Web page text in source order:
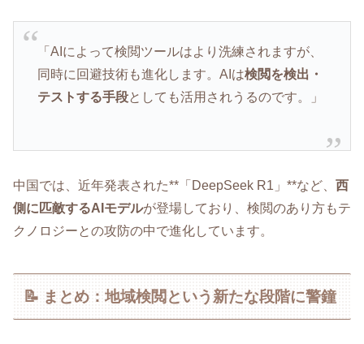
「AIによって検閲ツールはより洗練されますが、
同時に回避技術も進化します。AIは検閲を検出・
テストする手段としても活用されうるのです。」
中国では、近年発表された**「DeepSeek R1」**など、 西
側に匹敵するAIモデルが登場しており、検閲のあり方もテ
クノロジーとの攻防の中で進化しています。
📝 まとめ：地域検閲という新たな段階に警鐘